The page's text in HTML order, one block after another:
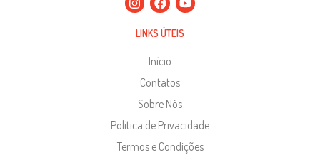
LINKS ÚTEIS
Início
Contatos
Sobre Nós
Política de Privacidade
Termos e Condições